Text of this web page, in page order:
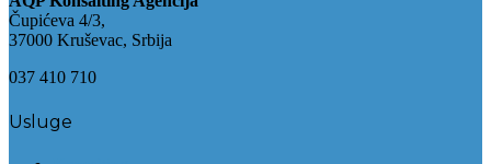
Čupićeva 4/3,
37000 Kruševac, Srbija
037 410 710
Usluge